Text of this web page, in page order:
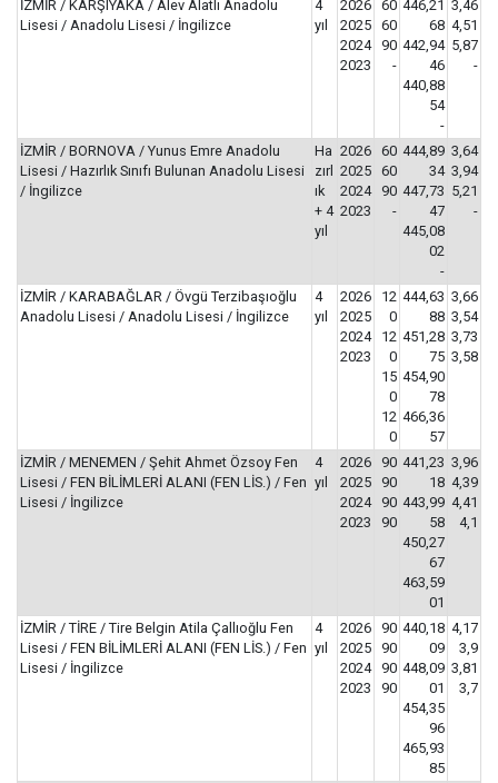
İZMİR / KARŞIYAKA / Alev Alatlı Anadolu
Lisesi / Anadolu Lisesi / İngilizce
4
yıl
2026
2025
2024
2023
60
60
90
-
446,21
68
442,94
46
440,88
54
-
3,46
4,51
5,87
-
İZMİR / BORNOVA / Yunus Emre Anadolu
Lisesi / Hazırlık Sınıfı Bulunan Anadolu Lisesi
/ İngilizce
Ha
zırl
ık
+ 4
yıl
2026
2025
2024
2023
60
60
90
-
444,89
34
447,73
47
445,08
02
-
3,64
3,94
5,21
-
İZMİR / KARABAĞLAR / Övgü Terzibaşıoğlu
Anadolu Lisesi / Anadolu Lisesi / İngilizce
4
yıl
2026
2025
2024
2023
12
0
12
0
15
0
12
0
444,63
88
451,28
75
454,90
78
466,36
57
3,66
3,54
3,73
3,58
İZMİR / MENEMEN / Şehit Ahmet Özsoy Fen
Lisesi / FEN BİLİMLERİ ALANI (FEN LİS.) / Fen
Lisesi / İngilizce
4
yıl
2026
2025
2024
2023
90
90
90
90
441,23
18
443,99
58
450,27
67
463,59
01
3,96
4,39
4,41
4,1
İZMİR / TİRE / Tire Belgin Atila Çallıoğlu Fen
Lisesi / FEN BİLİMLERİ ALANI (FEN LİS.) / Fen
Lisesi / İngilizce
4
yıl
2026
2025
2024
2023
90
90
90
90
440,18
09
448,09
01
454,35
96
465,93
85
4,17
3,9
3,81
3,7